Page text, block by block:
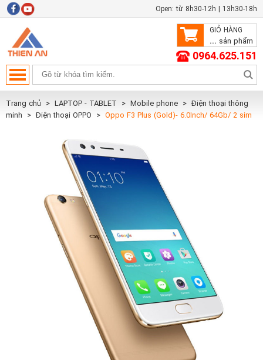
Open: từ 8h30-12h | 13h30-18h
GIỎ HÀNG
... sản phẩm
0964.625.151
Trang chủ LAPTOP - TABLET Mobile phone
Điện thoại thông
minh
Điện thoại OPPO Oppo F3 Plus (Gold)- 6.0Inch/ 64Gb/ 2 sim